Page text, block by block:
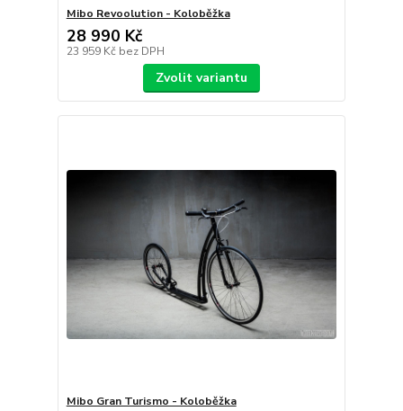
Mibo Revoolution - Koloběžka
28 990 Kč
23 959 Kč bez DPH
Zvolit variantu
Mibo Gran Turismo - Koloběžka